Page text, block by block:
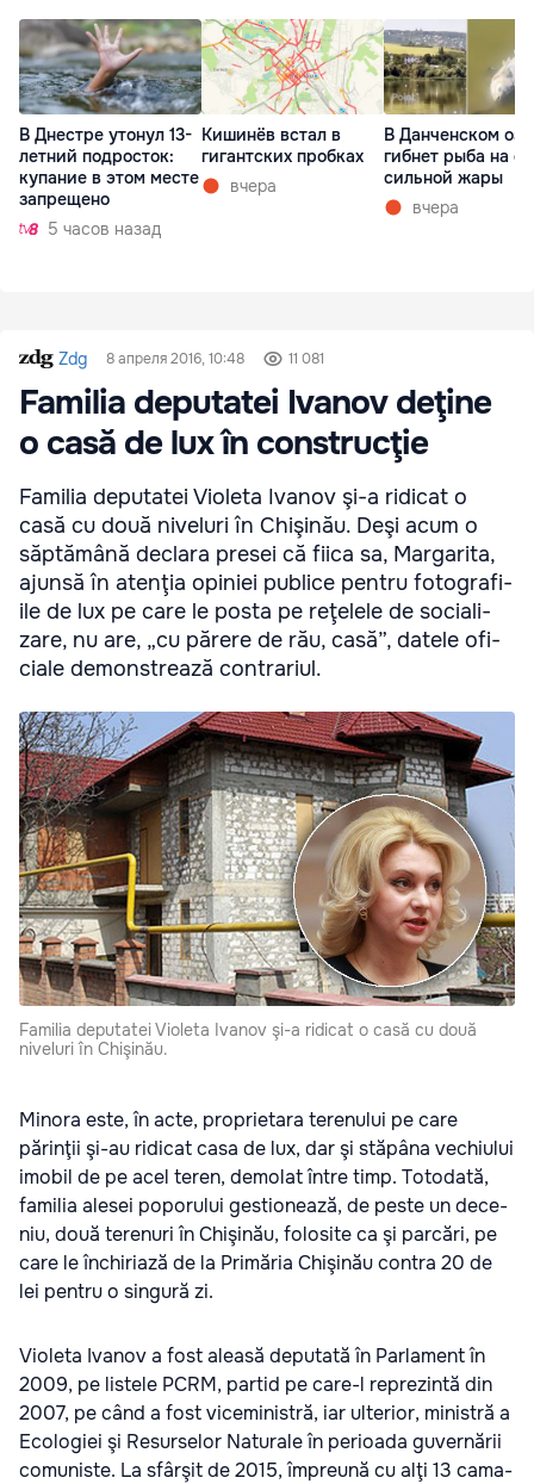
В Днестре утонул 13-
летний подросток:
купание в этом месте
запрещено
5 часов назад
Кишинёв встал в
гигантских пробках
вчера
В Данченском
гибнет рыба на
сильной жары
вчера
Zdg 8 апреля 2016, 10:48 11 081
Familia deputatei Ivanov deţine
o casă de lux în construcţie
Fami­lia depu­ta­tei Vio­leta Iva­nov şi-a ridi­cat o
casă cu două nive­luri în Chi­şi­nău. Deşi acum o
săp­tămână declara pre­sei că fiica sa, Mar­ga­rita,
ajunsă în atenţia opi­niei publice pen­tru foto­gra­fi­
ile de lux pe care le posta pe reţe­lele de soci­a­li­
zare, nu are, „cu părere de rău, casă”, datele ofi­
ci­ale demon­strează con­tra­riul.
Fami­lia depu­ta­tei Vio­leta Iva­nov şi-a ridi­cat o casă cu două
nive­luri în Chi­şi­nău.
Minora este, în acte, pro­pri­e­tara tere­nu­lui pe care
părinţii şi-au ridi­cat casa de lux, dar şi stă­pâna vechiu­lui
imo­bil de pe acel teren, demo­lat între timp. Tot­o­dată,
fami­lia ale­sei popo­ru­lui ges­tio­nează, de peste un dece­
niu, două tere­nuri în Chi­şi­nău, folo­site ca şi par­cări, pe
care le închi­ri­ază de la Pri­mă­ria Chi­şi­nău con­tra 20 de
lei pen­tru o sin­gură zi.
Vio­leta Iva­nov a fost aleasă depu­tată în Par­la­ment în
2009, pe lis­tele PCRM, par­tid pe care-l repre­zintă din
2007, pe când a fost vice­mi­nis­tră, iar ulte­rior, minis­tră a
Eco­lo­giei şi Resur­se­lor Natu­rale în peri­oada guver­nă­rii
comu­niste. La sfârşit de 2015, împre­ună cu alţi 13 cama­